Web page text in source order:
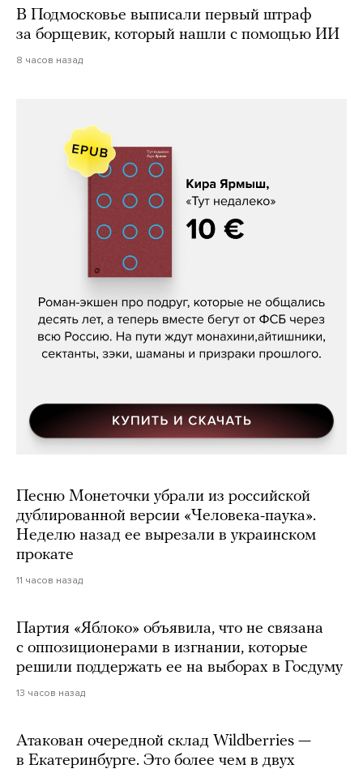
В Подмосковье выписали первый штраф
за борщевик, который нашли с помощью ИИ
8 часов назад
Кира Ярмыш, «Тут недалеко»
Песню Монеточки убрали из российской
дублированной версии «Человека-паука».
Неделю назад ее вырезали в украинском
прокате
11 часов назад
Партия «Яблоко» объявила, что не связана
с оппозиционерами в изгнании, которые
решили поддержать ее на выборах в Госдуму
13 часов назад
Атакован очередной склад Wildberries —
в Екатеринбурге. Это более чем в двух